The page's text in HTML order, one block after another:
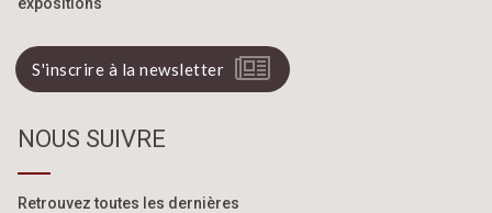
S'inscrire à la newsletter
NOUS SUIVRE
Retrouvez toutes les dernières